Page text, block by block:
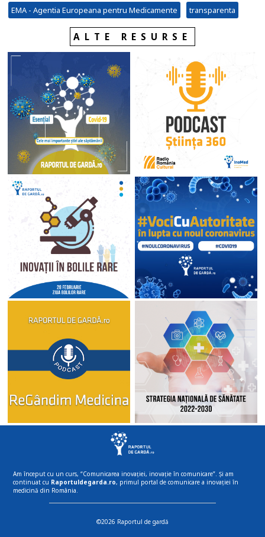
EMA - Agentia Europeana pentru Medicamente transparenta
ALTE RESURSE
Am început cu un curs, “Comunicarea inovației, inovație în comunicare”. Și am
continuat cu Raportuldegarda.ro, primul portal de comunicare a inovației în
medicină din România.
©2026 Raportul de gardă